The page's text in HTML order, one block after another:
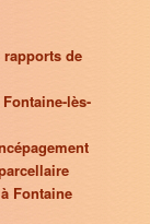
de
lès-
Fontaine